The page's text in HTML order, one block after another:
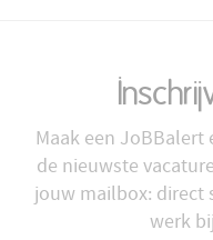
Maak een JoBBalert
de nieuwste
jouw mailbox: direct
werk